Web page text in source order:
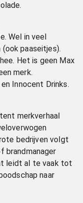
Wel in veel
(ook paaseitjes).
Het is geen Max
merk.
Innocent Drinks.
merkverhaal
bedrijven volgt
brandmanager
leidt al te vaak tot
naar